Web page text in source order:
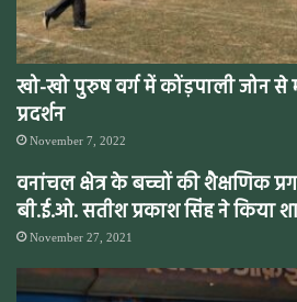
खो-खो पुरुष वर्ग में कोंड़पाली जोन से
प्रदर्शन
November 7, 2022
वनांचल क्षेत्र के बच्चों की शैक्षणिक
बी.ई.ओ. सतीश प्रकाश सिंह ने किया
November 27, 2021